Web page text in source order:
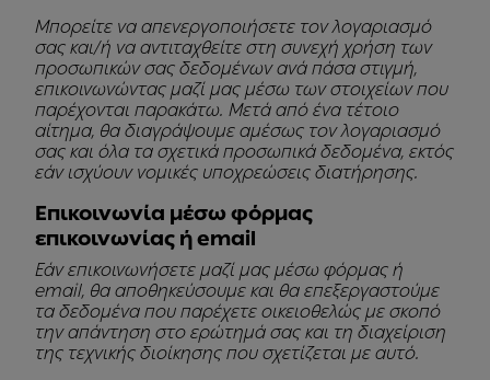
Μπορείτε να απενεργοποιήσετε τον λογαριασμό
σας και/ή να αντιταχθείτε στη συνεχή χρήση των
προσωπικών σας δεδομένων ανά πάσα στιγμή,
επικοινωνώντας μαζί μας μέσω των στοιχείων που
παρέχονται παρακάτω. Μετά από ένα τέτοιο
αίτημα, θα διαγράψουμε αμέσως τον λογαριασμό
σας και όλα τα σχετικά προσωπικά δεδομένα, εκτός
εάν ισχύουν νομικές υποχρεώσεις διατήρησης.
Επικοινωνία μέσω φόρμας
επικοινωνίας ή email
Εάν επικοινωνήσετε μαζί μας μέσω φόρμας ή
email, θα αποθηκεύσουμε και θα επεξεργαστούμε
τα δεδομένα που παρέχετε οικειοθελώς με σκοπό
την απάντηση στο ερώτημά σας και τη διαχείριση
της τεχνικής διοίκησης που σχετίζεται με αυτό.